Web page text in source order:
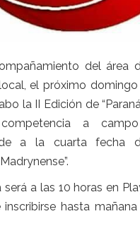
del área
el próximo
la II Edición de
a
a la cuarta fecha
será a las 10 horas en
hasta